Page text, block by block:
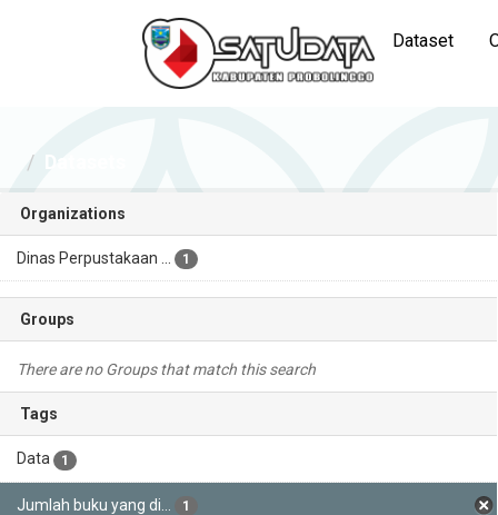
Dataset
Organizations
Dinas Perpustakaan ... 1
Groups
There are no Groups that match this search
Tags
Data 1
Jumlah buku yang di... 1